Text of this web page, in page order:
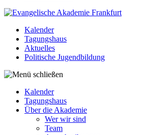
Kalender
Tagungshaus
Aktuelles
Politische Jugendbildung
Kalender
Tagungshaus
Über die Akademie
Wer wir sind
Team